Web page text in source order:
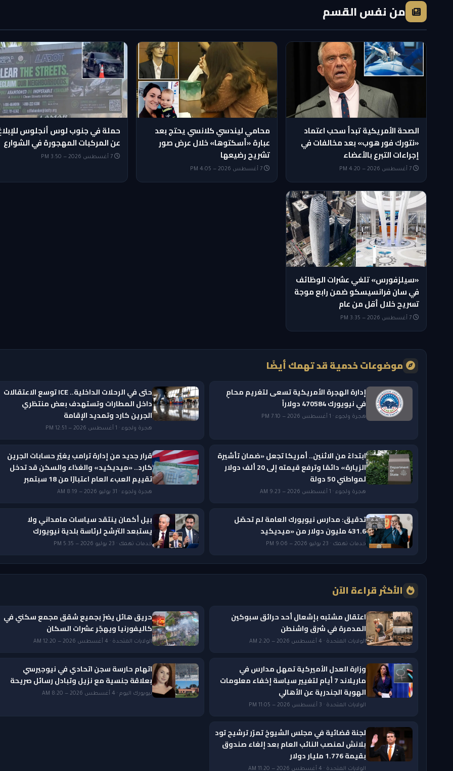
من نفس القسم
الصحة الأمريكية تبدأ سحب اعتماد
«نتورك فور هوب» بعد مخالفات في
إجراءات التبرع بالأعضاء
محامي ليندسي كلانسي يحتج بعد
عبارة «أسكتوها» خلال عرض صور
تشريح رضيعها
7 أغسطس 2026 — 4:05 PM
حملة في جنوب لوس أنجلوس
عن المركبات المهجورة في الشوارع
7 أغسطس 2026 — 3:50 PM
«سيلزفورس» تلغي عشرات الوظائف
في سان فرانسيسكو ضمن رابع موجة
تسريح خلال أقل من عام
موضوعات خدمية قد تهمك أيضًا
إدارة الهجرة الأمريكية تسعى لتغريم محامٍ
في نيويورك 470584 دولاراً
هجرة ولجوء · 1 أغسطس 2026 — 7:10 PM
حتى في الرحلات الداخلية.. ICE توسع الاعتقالات
داخل المطارات وتستهدف بعض منتظري
الجرين كارد وتمديد الإقامة
هجرة ولجوء · 1 أغسطس 2026 — 12:51 PM
ابتداءً من الاثنين.. أمريكا تجعل «ضمان تأشيرة
الزيارة» دائمًا وترفع قيمته إلى 20 ألف دولار
لمواطني 50 دولة
هجرة ولجوء · 1 أغسطس 2026 — 9:23 AM
قرار جديد من إدارة ترامب يغيّر حسابات الجرين
كارد.. «ميديكيد» والغذاء والسكن قد تدخل
تقييم العبء العام اعتبارًا من 18 سبتمبر
هجرة ولجوء · 31 يوليو 2026 — 8:19 AM
تدقيق: مدارس نيويورك العامة لم تحصّل
431.6 مليون دولار من «ميديكيد
خدمات تهمك · 23 يوليو 2026 — 9:06 PM
بيل أكمان ينتقد سياسات مامداني ولا
يستبعد الترشح لرئاسة بلدية نيويورك
خدمات تهمك · 23 يوليو 2026 — 5:35 PM
الأكثر قراءة الآن
اعتقال مشتبه بإشعال أحد حرائق سبوكين
المدمرة في شرق واشنطن
الولايات المتحدة · 4 أغسطس 2026 — 2:20 AM
حريق هائل يضرّ بجميع شقق مجمع سكني في
كاليفورنيا ويهجّر عشرات السكان
الولايات المتحدة · 4 أغسطس 2026 — 12:20 AM
وزارة العدل الأميركية تمهل مدارس في
ماريلاند 7 أيام لتغيير سياسة إخفاء معلومات
الهوية الجندرية عن الأهالي
الولايات المتحدة · 3 أغسطس 2026 — 11:05 PM
اتهام حارسة سجن اتحادي في نيوجيرسي
بعلاقة جنسية مع نزيل وتبادل رسائل صريحة
نيويورك اليوم · 4 أغسطس 2026 — 8:20 AM
لجنة قضائية في مجلس الشيوخ تمرّر ترشيح تود
بلانش لمنصب النائب العام بعد إلغاء صندوق
بقيمة 1.776 مليار دولار
الولايات المتحدة · 4 أغسطس 2026 — 11:20 AM